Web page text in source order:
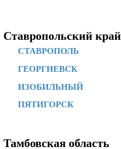
Ставропольский край
СТАВРОПОЛЬ
ГЕОРГИЕВСК
ИЗОБИЛЬНЫЙ
ПЯТИГОРСК
Тамбовская область